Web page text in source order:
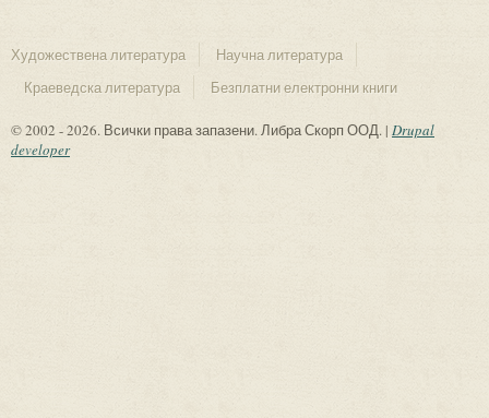
Художествена литература
Научна литература
Краеведска литература
Безплатни електронни книги
© 2002 - 2026. Всички права запазени. Либра Скорп ООД. | Drupal
developer